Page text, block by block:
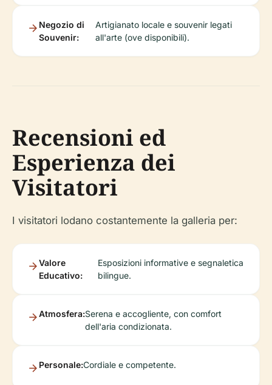
Negozio di
Souvenir:
Artigianato locale e souvenir legati
all'arte (ove disponibili).
Recensioni ed
Esperienza dei
Visitatori
I visitatori lodano costantemente la galleria per:
Valore
Educativo:
Esposizioni informative e segnaletica
bilingue.
Atmosfera:Serena e accogliente, con comfort
dell'aria condizionata.
Personale:Cordiale e competente.